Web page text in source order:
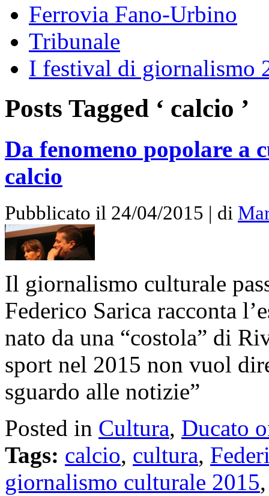
Ferrovia Fano-Urbino
Tribunale
I festival di giornalismo
Posts Tagged ‘ calcio ’
Da fenomeno popolare a
calcio
Pubblicato il 24/04/2015 | di
Il giornalismo culturale
Federico Sarica racconta
nato da una “costola” di
sport nel 2015 non vuol
sguardo alle notizie”
Posted in Cultura, Ducato
Tags: calcio, cultura,
giornalismo culturale 2015